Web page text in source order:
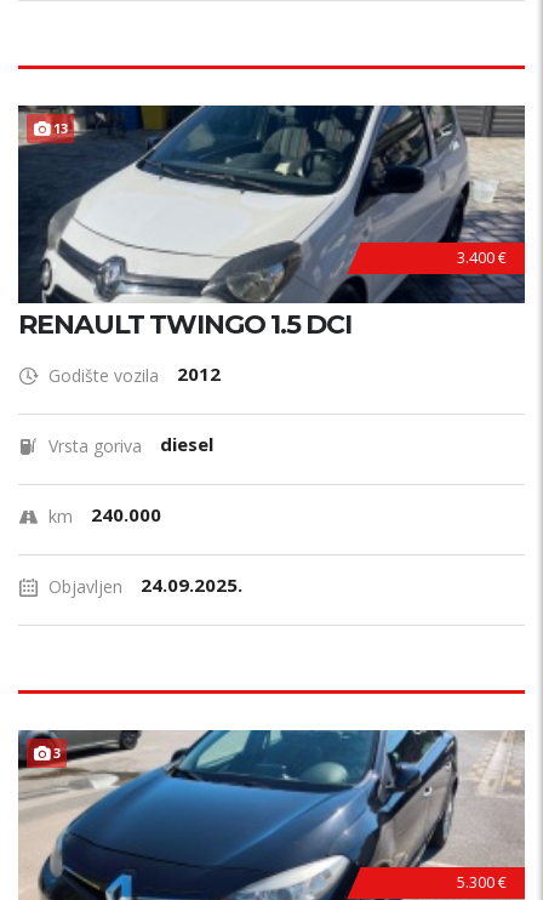
13
3.400 €
RENAULT TWINGO 1.5 DCI
Godište vozila 2012
Vrsta goriva diesel
km 240.000
Objavljen 24.09.2025.
3 F
U
L
L
O
P
R
E
M
A
5.300 €